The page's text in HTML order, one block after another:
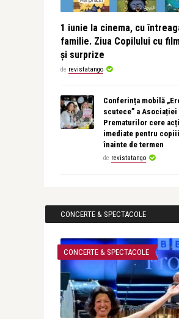
1 iunie la cinema, cu
familie. Ziua Copilului cu
și surprize
de revistatango
Conferința mobilă
scutece” a Asociației
Prematurilor cere
imediate pentru
înainte de termen
de revistatango
CONCERTE & SPECTACOLE
CONCERTE & SPECTACOLE